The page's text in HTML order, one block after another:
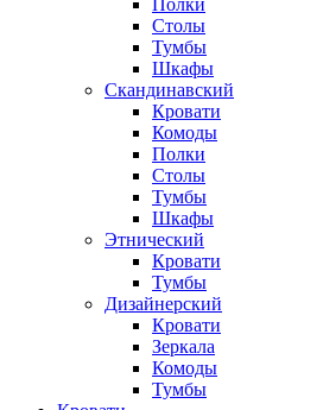
Полки
Столы
Тумбы
Шкафы
Скандинавский
Кровати
Комоды
Полки
Столы
Тумбы
Шкафы
Этнический
Кровати
Тумбы
Дизайнерский
Кровати
Зеркала
Комоды
Тумбы